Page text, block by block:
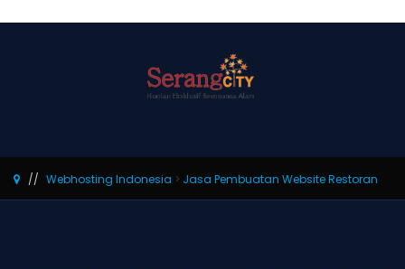
Webhosting Indonesia > Jasa Pembuatan Website Restoran